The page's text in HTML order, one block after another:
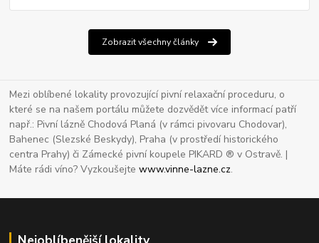
Zobrazit všechny články
Mezi oblíbené lokality provozující pivní relaxační proceduru, o
které se na našem portálu můžete dozvědět více informací patří
např.: Pivní lázně Chodová Planá (v rámci pivovaru Chodovar),
Bahenec (Slezské Beskydy), Praha (v prostředí historického
centra Prahy) či Zámecké pivní koupele PIKARD ® v Ostravě. |
Máte rádi víno? Vyzkoušejtewww.vinne-lazne.cz.